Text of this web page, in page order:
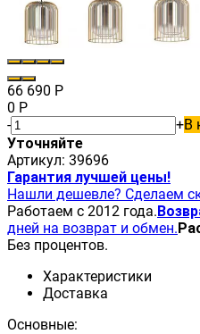
66 690 Р
0 Р
-
+В
Уточняйте
Артикул: 39696
Гарантия лучшей цены!
Нашли дешевле? Сделаем
Работаем с 2012 года.
дней на возврат и обмен.
Без процентов.
Характеристики
Доставка
Основные: